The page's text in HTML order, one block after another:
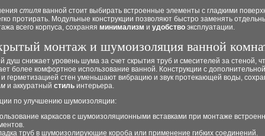
стиля ванной стоит выбирать встроенные элементы с гладкими
протирать. Модульные конструкции позволяют быстро заменять
всего корпуса, сохраняя минимализм и удобство эксплуатации.
монтаж и шумоизоляция ванной
душ снижает уровень шума за счет скрытия труб и смесителей за стеной,
более комфортное использование ванной. Конструкции с дополнительной
герметизацией стен уменьшают вибрацию и звук протекающей воды,
и аккуратный стиль интерьера.
по улучшению шумоизоляции:
каркасов с шумоизоляционными вставками при монтаже
труб в шумоизолирующие короба или применение гибких соединений.